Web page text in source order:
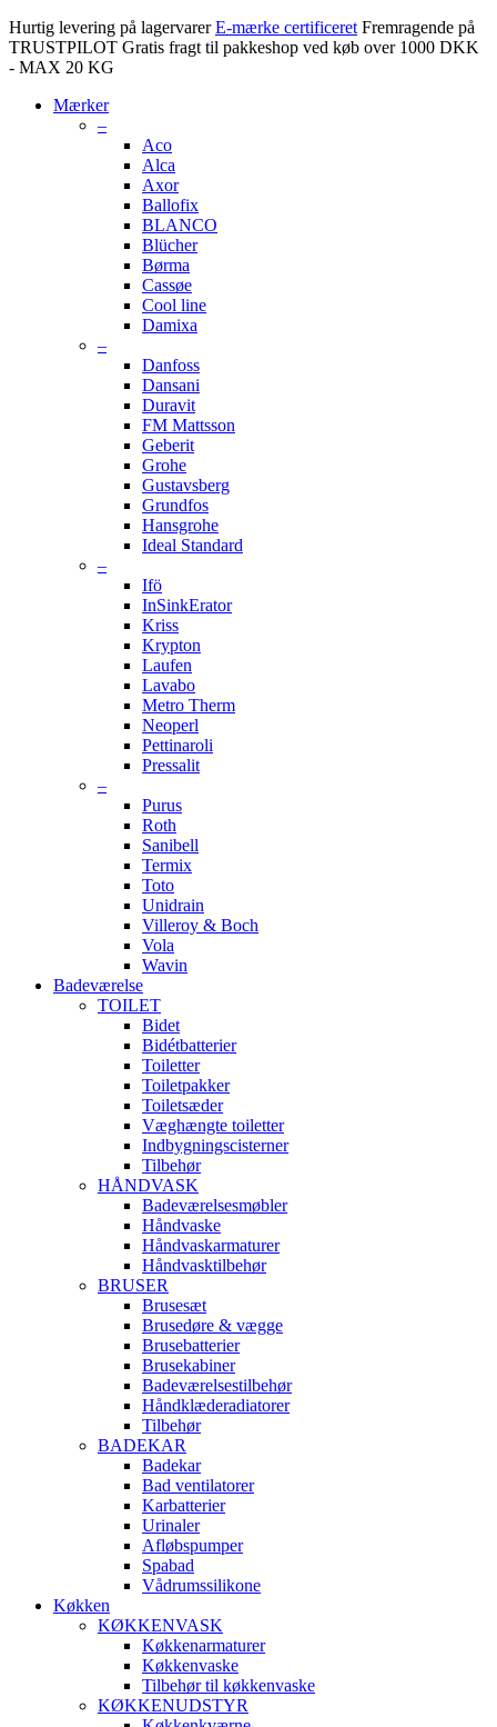
Hurtig levering på lagervarer E-mærke certificeret Fremragende på
TRUSTPILOT Gratis fragt til pakkeshop ved køb over 1000 DKK
- MAX 20 KG
Mærker
–
Aco
Alca
Axor
Ballofix
BLANCO
Blücher
Børma
Cassøe
Cool line
Damixa
–
Danfoss
Dansani
Duravit
FM Mattsson
Geberit
Grohe
Gustavsberg
Grundfos
Hansgrohe
Ideal Standard
–
Ifö
InSinkErator
Kriss
Krypton
Laufen
Lavabo
Metro Therm
Neoperl
Pettinaroli
Pressalit
–
Purus
Roth
Sanibell
Termix
Toto
Unidrain
Villeroy & Boch
Vola
Wavin
Badeværelse
TOILET
Bidet
Bidétbatterier
Toiletter
Toiletpakker
Toiletsæder
Væghængte toiletter
Indbygningscisterner
Tilbehør
HÅNDVASK
Badeværelsesmøbler
Håndvaske
Håndvaskarmaturer
Håndvasktilbehør
BRUSER
Brusesæt
Brusedøre & vægge
Brusebatterier
Brusekabiner
Badeværelsestilbehør
Håndklæderadiatorer
Tilbehør
BADEKAR
Badekar
Bad ventilatorer
Karbatterier
Urinaler
Afløbspumper
Spabad
Vådrumssilikone
Køkken
KØKKENVASK
Køkkenarmaturer
Køkkenvaske
Tilbehør til køkkenvaske
KØKKENUDSTYR